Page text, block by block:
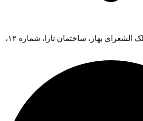
تهران، طالقانی، نبش ملک الشعرای بهار، ساختمان تارا، شماره ۱۲،